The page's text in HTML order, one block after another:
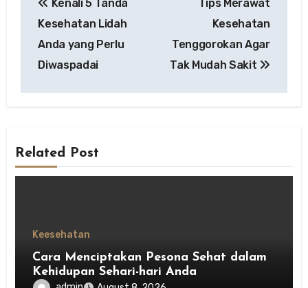
navigation
Kenali 5 Tanda
Kesehatan Lidah
Anda yang Perlu
Diwaspadai
Tips Merawat
Kesehatan
Tenggorokan Agar
Tak Mudah Sakit
Related Post
Keesehatan
Cara Menciptakan Pesona Sehat dalam
Kehidupan Sehari-hari Anda